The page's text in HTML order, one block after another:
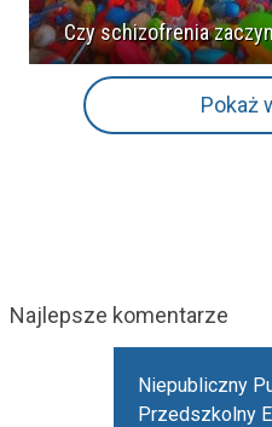
Czy schizofrenia
Pokaż
Najlepsze komentarze
Niepubliczny
Przedszkolny